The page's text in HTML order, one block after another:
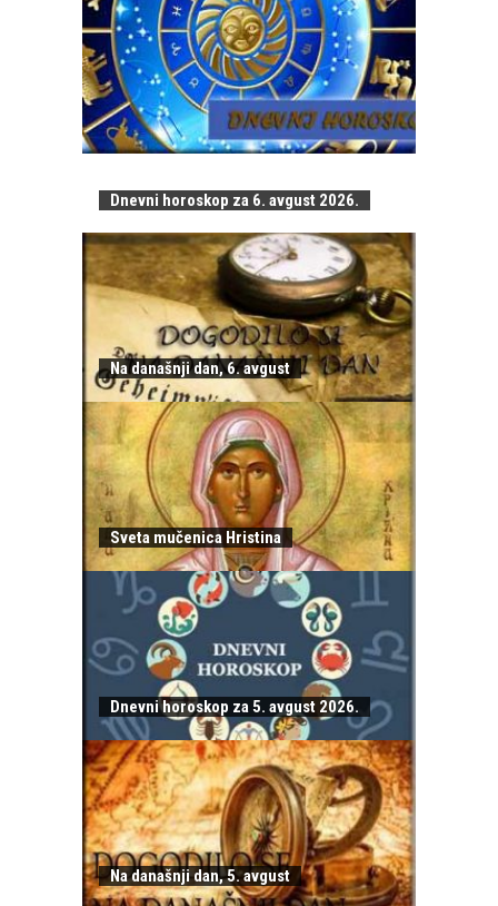
Dnevni horoskop za 6. avgust 2026.
Na današnji dan, 6. avgust
Sveta mučenica Hristina
Dnevni horoskop za 5. avgust 2026.
Na današnji dan, 5. avgust